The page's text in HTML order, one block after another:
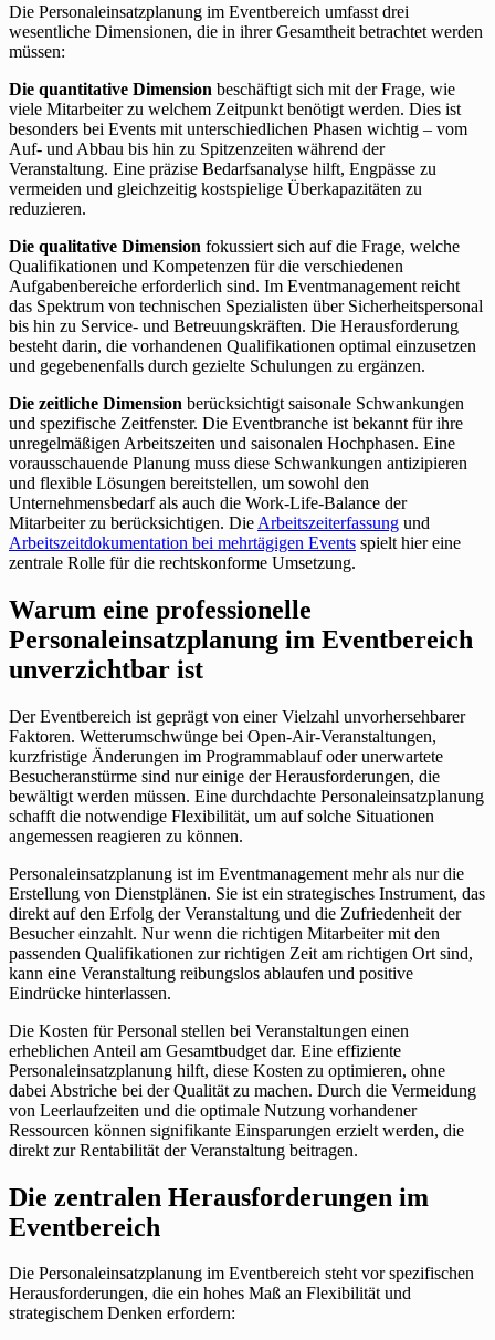
Die Personaleinsatzplanung im Eventbereich umfasst drei
wesentliche Dimensionen, die in ihrer Gesamtheit betrachtet werden
müssen:
Die quantitative Dimension beschäftigt sich mit der Frage, wie
viele Mitarbeiter zu welchem Zeitpunkt benötigt werden. Dies ist
besonders bei Events mit unterschiedlichen Phasen wichtig – vom
Auf- und Abbau bis hin zu Spitzenzeiten während der
Veranstaltung. Eine präzise Bedarfsanalyse hilft, Engpässe zu
vermeiden und gleichzeitig kostspielige Überkapazitäten zu
reduzieren.
Die qualitative Dimension fokussiert sich auf die Frage, welche
Qualifikationen und Kompetenzen für die verschiedenen
Aufgabenbereiche erforderlich sind. Im Eventmanagement reicht
das Spektrum von technischen Spezialisten über Sicherheitspersonal
bis hin zu Service- und Betreuungskräften. Die Herausforderung
besteht darin, die vorhandenen Qualifikationen optimal einzusetzen
und gegebenenfalls durch gezielte Schulungen zu ergänzen.
Die zeitliche Dimension berücksichtigt saisonale Schwankungen
und spezifische Zeitfenster. Die Eventbranche ist bekannt für ihre
unregelmäßigen Arbeitszeiten und saisonalen Hochphasen. Eine
vorausschauende Planung muss diese Schwankungen antizipieren
und flexible Lösungen bereitstellen, um sowohl den
Unternehmensbedarf als auch die Work-Life-Balance der
Mitarbeiter zu berücksichtigen. Die Arbeitszeiterfassung und
Arbeitszeitdokumentation bei mehrtägigen Events spielt hier eine
zentrale Rolle für die rechtskonforme Umsetzung.
Warum eine professionelle
Personaleinsatzplanung im Eventbereich
unverzichtbar ist
Der Eventbereich ist geprägt von einer Vielzahl unvorhersehbarer
Faktoren. Wetterumschwünge bei Open-Air-Veranstaltungen,
kurzfristige Änderungen im Programmablauf oder unerwartete
Besucheranstürme sind nur einige der Herausforderungen, die
bewältigt werden müssen. Eine durchdachte Personaleinsatzplanung
schafft die notwendige Flexibilität, um auf solche Situationen
angemessen reagieren zu können.
Personaleinsatzplanung ist im Eventmanagement mehr als nur die
Erstellung von Dienstplänen. Sie ist ein strategisches Instrument, das
direkt auf den Erfolg der Veranstaltung und die Zufriedenheit der
Besucher einzahlt. Nur wenn die richtigen Mitarbeiter mit den
passenden Qualifikationen zur richtigen Zeit am richtigen Ort sind,
kann eine Veranstaltung reibungslos ablaufen und positive
Eindrücke hinterlassen.
Die Kosten für Personal stellen bei Veranstaltungen einen
erheblichen Anteil am Gesamtbudget dar. Eine effiziente
Personaleinsatzplanung hilft, diese Kosten zu optimieren, ohne
dabei Abstriche bei der Qualität zu machen. Durch die Vermeidung
von Leerlaufzeiten und die optimale Nutzung vorhandener
Ressourcen können signifikante Einsparungen erzielt werden, die
direkt zur Rentabilität der Veranstaltung beitragen.
Die zentralen Herausforderungen im
Eventbereich
Die Personaleinsatzplanung im Eventbereich steht vor spezifischen
Herausforderungen, die ein hohes Maß an Flexibilität und
strategischem Denken erfordern: